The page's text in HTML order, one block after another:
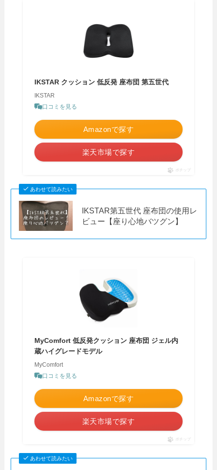
IKSTAR クッション 低反発 座布団 第五世代
IKSTAR
口コミを見る
Amazonで探す
楽天市場で探す
ポチップ
あわせて読みたい
IKSTAR第五世代 座布団の使用レ
ビュー【座り心地バツグン】
MyComfort 低反発クッション 座布団 ジェル内
蔵ハイグレードモデル
MyComfort
口コミを見る
Amazonで探す
楽天市場で探す
ポチップ
あわせて読みたい